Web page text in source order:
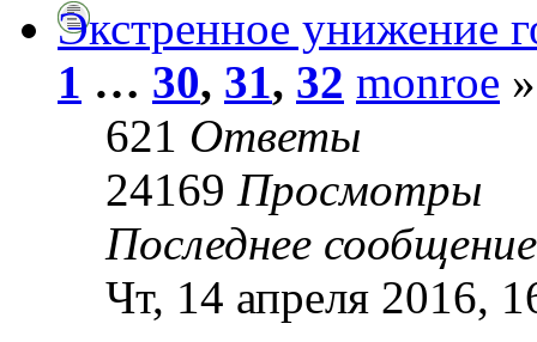
Экстренное унижение
1 … 30, 31, 32 monroe
621 Ответы
24169 Просмотры
Последнее
Чт, 14 апреля 2016,